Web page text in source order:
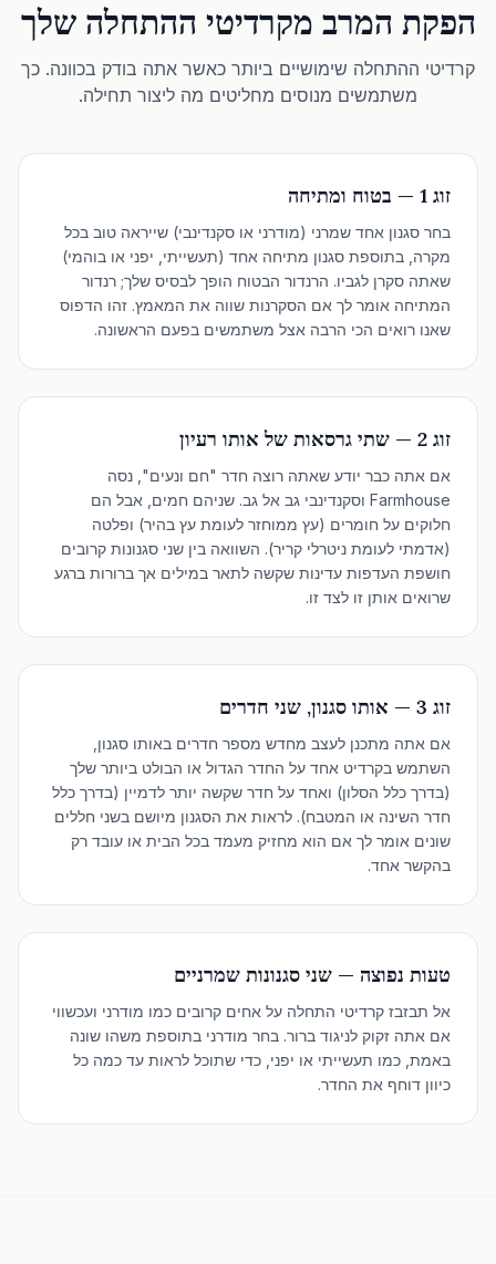
הפקת המרב מקרדיטי ההתחלה שלך
קרדיטי ההתחלה שימושיים ביותר כאשר אתה בודק בכוונה. כך
משתמשים מנוסים מחליטים מה ליצור תחילה.
זוג 1 — בטוח ומתיחה
בחר סגנון אחד שמרני (מודרני או סקנדינבי) שייראה טוב בכל
מקרה, בתוספת סגנון מתיחה אחד (תעשייתי, יפני או בוהמי)
שאתה סקרן לגביו. הרנדור הבטוח הופך לבסיס שלך; רנדור
המתיחה אומר לך אם הסקרנות שווה את המאמץ. זהו הדפוס
שאנו רואים הכי הרבה אצל משתמשים בפעם הראשונה.
זוג 2 — שתי גרסאות של אותו רעיון
אם אתה כבר יודע שאתה רוצה חדר "חם ונעים", נסה
Farmhouse וסקנדינבי גב אל גב. שניהם חמים, אבל הם
חלוקים על חומרים (עץ ממוחזר לעומת עץ בהיר) ופלטה
(אדמתי לעומת ניטרלי קריר). השוואה בין שני סגנונות קרובים
חושפת העדפות עדינות שקשה לתאר במילים אך ברורות ברגע
שרואים אותן זו לצד זו.
זוג 3 — אותו סגנון, שני חדרים
אם אתה מתכנן לעצב מחדש מספר חדרים באותו סגנון,
השתמש בקרדיט אחד על החדר הגדול או הבולט ביותר שלך
(בדרך כלל הסלון) ואחד על חדר שקשה יותר לדמיין (בדרך כלל
חדר השינה או המטבח). לראות את הסגנון מיושם בשני חללים
שונים אומר לך אם הוא מחזיק מעמד בכל הבית או עובד רק
בהקשר אחד.
טעות נפוצה — שני סגנונות שמרניים
אל תבזבז קרדיטי התחלה על אחים קרובים כמו מודרני ועכשווי
אם אתה זקוק לניגוד ברור. בחר מודרני בתוספת משהו שונה
באמת, כמו תעשייתי או יפני, כדי שתוכל לראות עד כמה כל
כיוון דוחף את החדר.